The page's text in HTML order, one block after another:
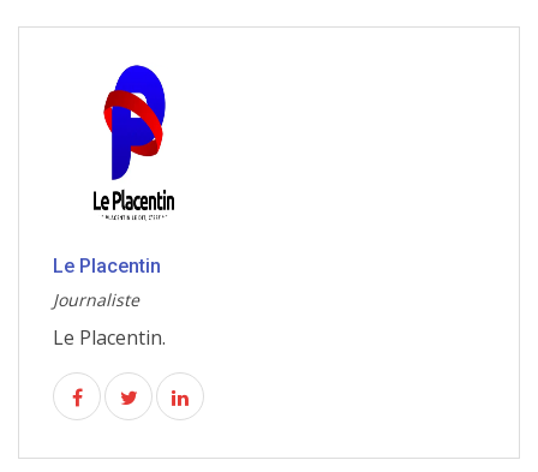
Le Placentin
Journaliste
Le Placentin.